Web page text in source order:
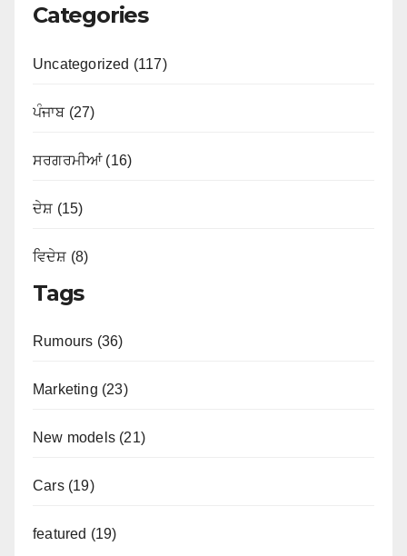
Categories
Uncategorized (117)
ਪੰਜਾਬ (27)
ਸਰਗਰਮੀਆਂ (16)
ਦੇਸ਼ (15)
ਵਿਦੇਸ਼ (8)
Tags
Rumours (36)
Marketing (23)
New models (21)
Cars (19)
featured (19)